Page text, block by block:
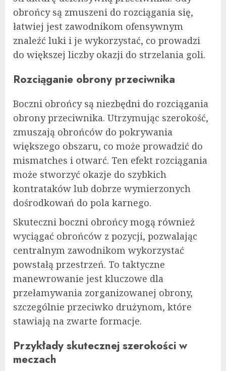
obrońcy są zmuszeni do rozciągania się,
łatwiej jest zawodnikom ofensywnym
znaleźć luki i je wykorzystać, co prowadzi
do większej liczby okazji do strzelania goli.
Rozciąganie obrony przeciwnika
Boczni obrońcy są niezbędni do rozciągania
obrony przeciwnika. Utrzymując szerokość,
zmuszają obrońców do pokrywania
większego obszaru, co może prowadzić do
mismatches i otwarć. Ten efekt rozciągania
może stworzyć okazje do szybkich
kontrataków lub dobrze wymierzonych
dośrodkowań do pola karnego.
Skuteczni boczni obrońcy mogą również
wyciągać obrońców z pozycji, pozwalając
centralnym zawodnikom wykorzystać
powstałą przestrzeń. To taktyczne
manewrowanie jest kluczowe dla
przełamywania zorganizowanej obrony,
szczególnie przeciwko drużynom, które
stawiają na zwarte formacje.
Przykłady skutecznej szerokości w
meczach